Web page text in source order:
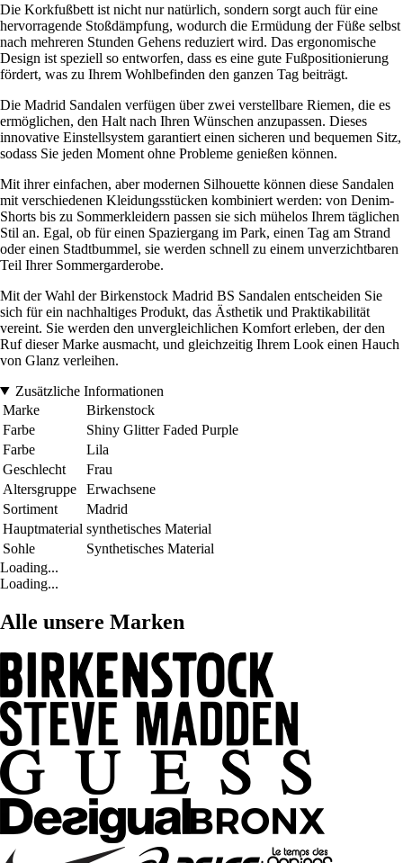
Die Korkfußbett ist nicht nur natürlich, sondern sorgt auch für eine
hervorragende Stoßdämpfung, wodurch die Ermüdung der Füße selbst
nach mehreren Stunden Gehens reduziert wird. Das ergonomische
Design ist speziell so entworfen, dass es eine gute Fußpositionierung
fördert, was zu Ihrem Wohlbefinden den ganzen Tag beiträgt.
Die Madrid Sandalen verfügen über zwei verstellbare Riemen, die es
ermöglichen, den Halt nach Ihren Wünschen anzupassen. Dieses
innovative Einstellsystem garantiert einen sicheren und bequemen Sitz,
sodass Sie jeden Moment ohne Probleme genießen können.
Mit ihrer einfachen, aber modernen Silhouette können diese Sandalen
mit verschiedenen Kleidungsstücken kombiniert werden: von Denim-
Shorts bis zu Sommerkleidern passen sie sich mühelos Ihrem täglichen
Stil an. Egal, ob für einen Spaziergang im Park, einen Tag am Strand
oder einen Stadtbummel, sie werden schnell zu einem unverzichtbaren
Teil Ihrer Sommergarderobe.
Mit der Wahl der Birkenstock Madrid BS Sandalen entscheiden Sie
sich für ein nachhaltiges Produkt, das Ästhetik und Praktikabilität
vereint. Sie werden den unvergleichlichen Komfort erleben, der den
Ruf dieser Marke ausmacht, und gleichzeitig Ihrem Look einen Hauch
von Glanz verleihen.
Zusätzliche Informationen
Marke
Birkenstock
Farbe
Shiny Glitter Faded Purple
Farbe
Lila
Geschlecht
Frau
Altersgruppe
Erwachsene
Sortiment
Madrid
Hauptmaterial synthetisches Material
Sohle
Synthetisches Material
Loading...
Loading...
Alle unsere Marken